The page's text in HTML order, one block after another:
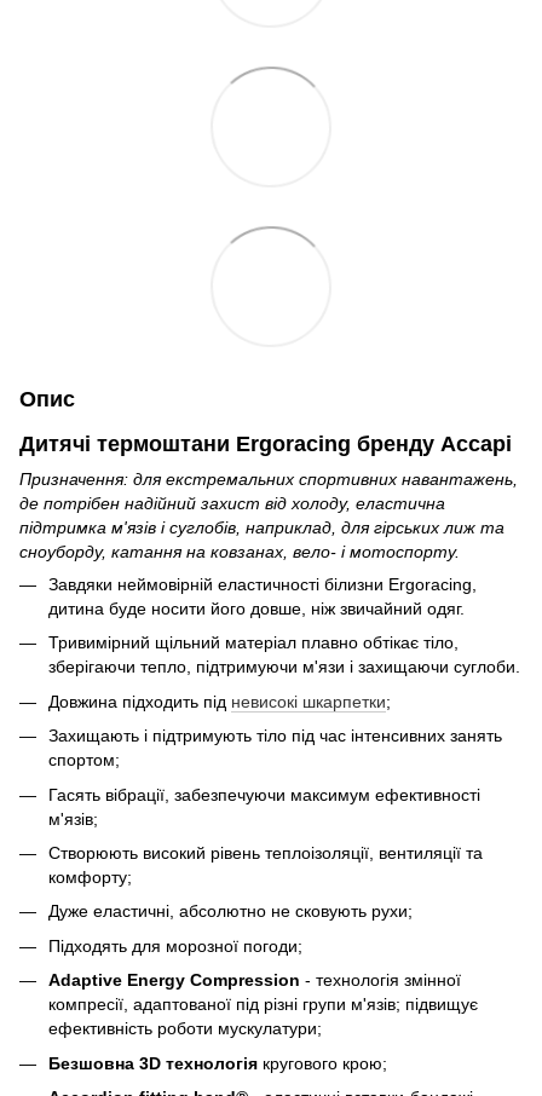
Опис
Дитячі термоштани Ergoracing бренду Accapi
Призначення: для екстремальних спортивних навантажень,
де потрібен надійний захист від холоду, еластична
підтримка м'язів і суглобів, наприклад, для гірських лиж та
сноуборду, катання на ковзанах, вело- і мотоспорту.
Завдяки неймовірній еластичності білизни Ergoracing,
дитина буде носити його довше, ніж звичайний одяг.
Тривимірний щільний матеріал плавно обтікає тіло,
зберігаючи тепло, підтримуючи м'язи і захищаючи суглоби.
Довжина підходить під невисокі шкарпетки;
Захищають і підтримують тіло під час інтенсивних занять
спортом;
Гасять вібрації, забезпечуючи максимум ефективності
м'язів;
Створюють високий рівень теплоізоляції, вентиляції та
комфорту;
Дуже еластичні, абсолютно не сковують рухи;
Підходять для морозної погоди;
Adaptive Energy Compression - технологія змінної
компресії, адаптованої під різні групи м'язів; підвищує
ефективність роботи мускулатури;
Безшовна 3D технологія кругового крою;